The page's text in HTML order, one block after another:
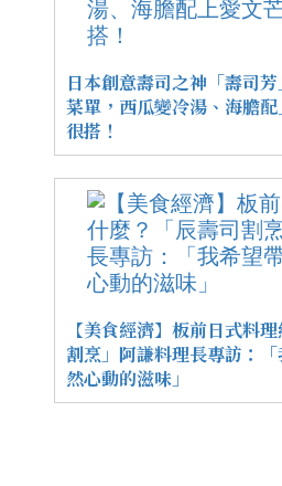
日本創意壽司之神「壽司
菜單，西瓜變冷湯、海膽
很搭！
【美食經濟】板前日式料
割烹」阿謙料理長專訪：
然心動的滋味」